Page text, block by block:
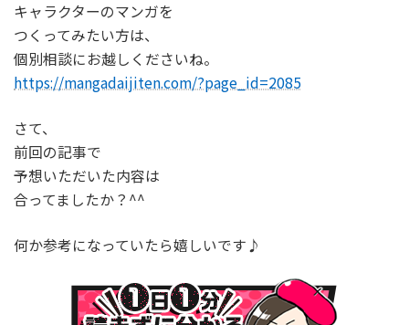
キャラクターのマンガを
つくってみたい方は、
個別相談にお越しくださいね。
https://mangadaijiten.com/?page_id=2085
さて、
前回の記事で
予想いただいた内容は
合ってましたか？^^
何か参考になっていたら嬉しいです♪